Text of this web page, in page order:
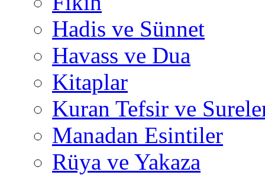
Hadis ve Sünnet
Havass ve Dua
Kitaplar
Kuran Tefsir ve
Manadan Esintiler
Rüya ve Yakaza